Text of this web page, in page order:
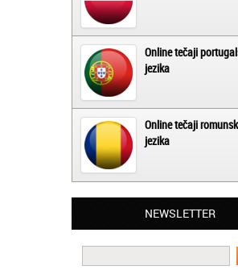
Online tečaji
jezika
Online tečaji
jezika
NEWSLETTER
Matjaž iz Ajdovščine:
Lahko pohvalim vse zaposlene v
Oxford, ker so resnično
prevajalske storitve